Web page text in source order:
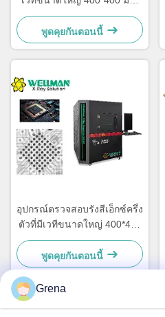
และพิกัดการโหลด 10 กก.
สำหรับอุปกรณ์อิเล็กทรอนิกส์
พูดคุยกันตอนนี้
อุปกรณ์ตรวจสอบรังสีเอ็กซ์ครึ่ง
ตัวที่มีเวทีขนาดใหญ่ 400*400
มิลลิเมตร และความจุภาระ 10
กิโลกรัม
พูดคุยกันตอนนี้
Grena